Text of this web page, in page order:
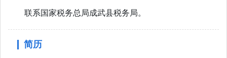
联系国家税务总局成武县税务局。
简历